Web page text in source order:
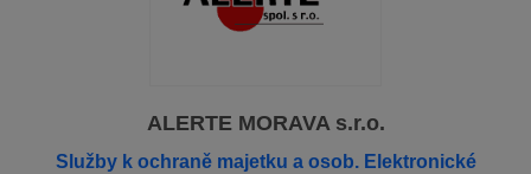
ALERTE MORAVA s.r.o.
Služby k ochraně majetku a osob. Elektronické